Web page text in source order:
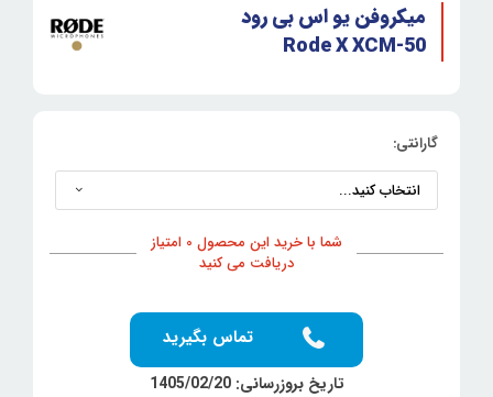
میکروفن یو اس بی رود
Rode X XCM-50
گارانتی:
شما با خرید این محصول 0 امتیاز
دریافت می کنید
تماس بگیرید
تاریخ بروزرسانی: 1405/02/20